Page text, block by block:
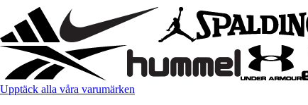
Upptäck alla våra varumärken